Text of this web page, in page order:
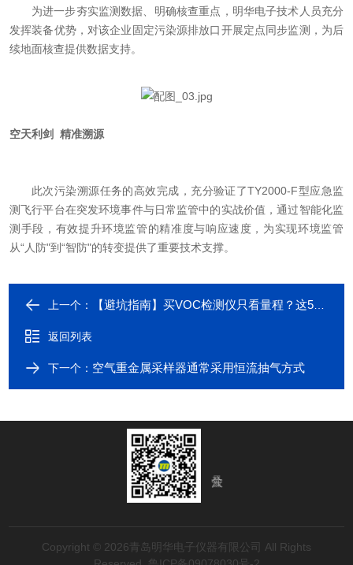
为进一步夯实监测数据、明确核查重点，明华电子技术人员充分
发挥装备优势，对该企业固定污染源排放口开展定点同步监测，为后
续地面核查提供数据支持。
空天利剑 精准溯源
此次污染溯源任务的高效完成，充分验证了TY2000-F型应急监
测飞行平台在突发环境事件与日常监管中的实战价值，通过智能化监
测手段，有效提升环境监管的精准度与响应速度，为实现环境监管
从“人防"到“智防"的转变提供了重要技术支撑。
上一个： 【避坑指南】买VOC检测仪只看量程？这5个隐形参数（响应时间/恢复时间）更重要
返回列表
下一个： 空气重金属采样器通常采用恒流抽气方式
Copyright © 2026青岛明华电子仪器有限公司 All Rights